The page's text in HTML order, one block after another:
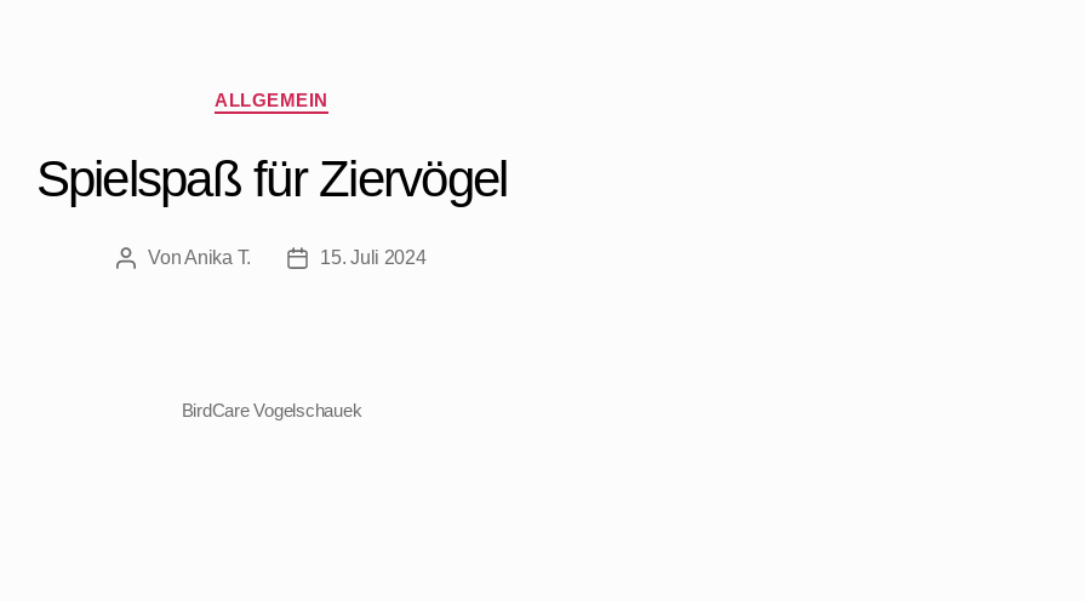
ALLGEMEIN
Spielspaß für Ziervögel
VonAnika T. 15. Juli 2024
BirdCare Vogelschauek